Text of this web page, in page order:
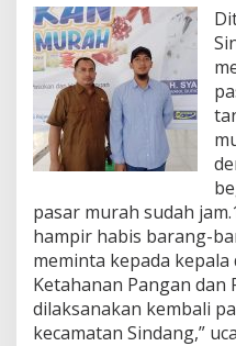
pasar murah sudah
hampir habis barang-
meminta kepada
Ketahanan Pangan dan
dilaksanakan kembali
kecamatan Sindang,”